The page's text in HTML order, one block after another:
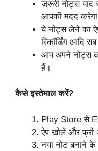
ज़रूरी नोट्स याद
आपकी मदद
ये नोट्स लेने का
रिकॉर्डिंग आदि
आप अपने नोट्स
हैं।
कैसे इस्तेमाल करें?
Play Store से
ऐप खोलें और फ्री
नया नोट बनाने